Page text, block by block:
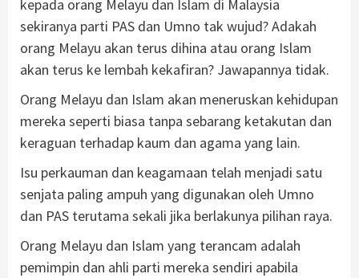
kepada orang Melayu dan Islam di Malaysia
sekiranya parti PAS dan Umno tak wujud? Adakah
orang Melayu akan terus dihina atau orang Islam
akan terus ke lembah kekafiran? Jawapannya tidak.
Orang Melayu dan Islam akan meneruskan kehidupan
mereka seperti biasa tanpa sebarang ketakutan dan
keraguan terhadap kaum dan agama yang lain.
Isu perkauman dan keagamaan telah menjadi satu
senjata paling ampuh yang digunakan oleh Umno
dan PAS terutama sekali jika berlakunya pilihan raya.
Orang Melayu dan Islam yang terancam adalah
pemimpin dan ahli parti mereka sendiri apabila